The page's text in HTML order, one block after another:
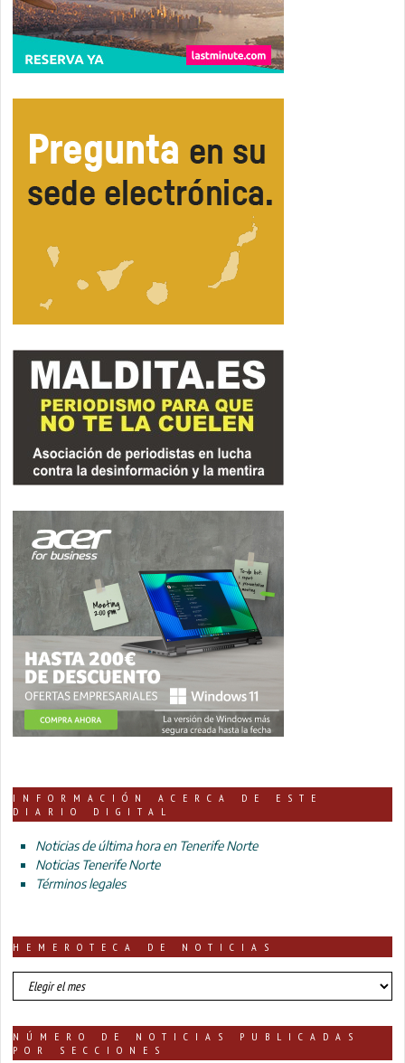
INFORMACIÓN ACERCA DE ESTE
DIARIO DIGITAL
Noticias de última hora en Tenerife Norte
Noticias Tenerife Norte
Términos legales
HEMEROTECA DE NOTICIAS
HEMEROTECA
DE
NÚMERO DE NOTICIAS PUBLICADAS
POR SECCIONES